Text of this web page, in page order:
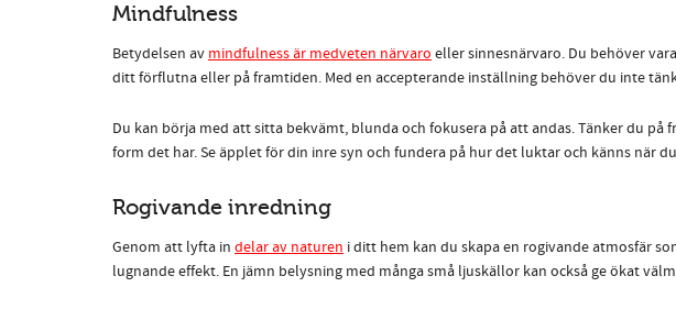
Mindfulness
Betydelsen av mindfulness är medveten närvaro eller sinnesnärvaro. Du behöver
ditt förflutna eller på framtiden. Med en accepterande inställning behöver du inte
Du kan börja med att sitta bekvämt, blunda och fokusera på att andas. Tänker du
form det har. Se äpplet för din inre syn och fundera på hur det luktar och känns när
Rogivande inredning
Genom att lyfta in delar av naturen i ditt hem kan du skapa en rogivande atmosfär
lugnande effekt. En jämn belysning med många små ljuskällor kan också ge ökat